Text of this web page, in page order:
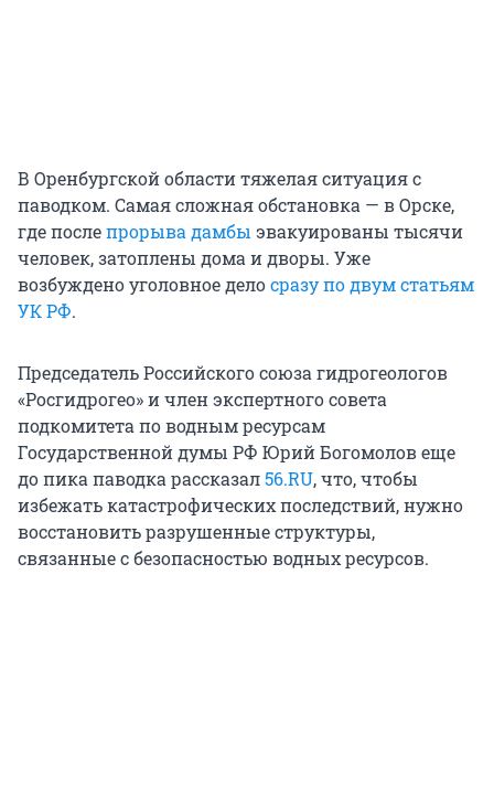
В Оренбургской области тяжелая ситуация с
паводком. Самая сложная обстановка — в Орске,
где послепрорыва дамбы эвакуированы тысячи
человек, затоплены дома и дворы. Уже
возбуждено уголовное делосразу по двум статьям
УК РФ.
Председатель Российского союза гидрогеологов
«Росгидрогео» и член экспертного совета
подкомитета по водным ресурсам
Государственной думы РФ Юрий Богомолов еще
до пика паводка рассказал56.RU, что, чтобы
избежать катастрофических последствий, нужно
восстановить разрушенные структуры,
связанные с безопасностью водных ресурсов.